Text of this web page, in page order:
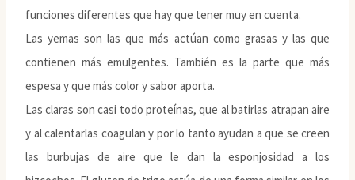
funciones diferentes que hay que tener muy en cuenta.
Las yemas son las que más actúan como grasas y las que
contienen más emulgentes. También es la parte que más
espesa y que más color y sabor aporta.
Las claras son casi todo proteínas, que al batirlas atrapan aire
y al calentarlas coagulan y por lo tanto ayudan a que se creen
las burbujas de aire que le dan la esponjosidad a los